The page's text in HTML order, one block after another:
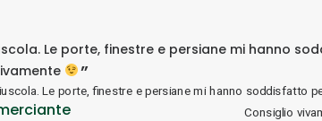
Le porte, finestre e persiane mi hanno
Consiglio
Le porte, finestre e persiane mi hanno